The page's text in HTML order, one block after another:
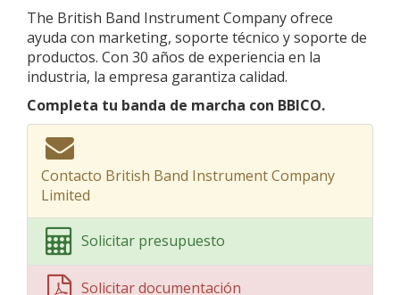
The British Band Instrument Company ofrece
ayuda con marketing, soporte técnico y soporte de
productos. Con 30 años de experiencia en la
industria, la empresa garantiza calidad.
Completa tu banda de marcha con BBICO.
Contacto British Band Instrument Company
Limited
Solicitar presupuesto
Solicitar documentación